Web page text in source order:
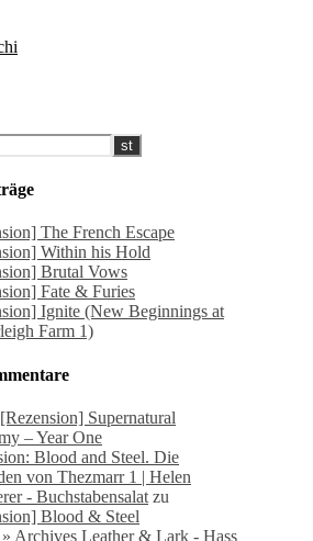
The French Escape
Within his Hold
Brutal Vows
Fate & Furies
Ignite (New Beginnings at
Farm 1)
[Rezension] Supernatural
– Year One
Blood and Steel. Die
von Thezmarr 1 | Helen
- Buchstabensalat zu
Blood & Steel
Archives Leather & Lark - Hass